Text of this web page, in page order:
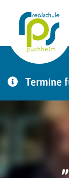
Termine